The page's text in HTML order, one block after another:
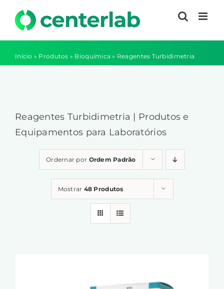
para
o
conteúdo
Início » Produtos » Bioquímica » Reagentes Turbidimetria
Reagentes Turbidimetria | Produtos e
Equipamentos para Laboratórios
Ordernar por Ordem Padrão
Mostrar 48 Produtos